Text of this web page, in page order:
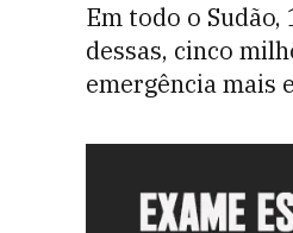
Em todo o
dessas, cinco
emergência mais